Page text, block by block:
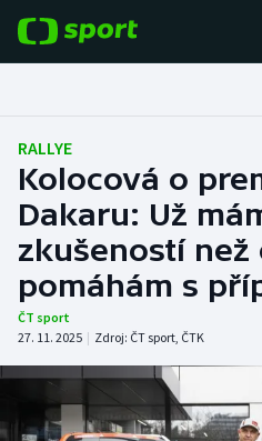
Fotbal
Hokej
Tenis
Atletika
DALŠÍ SPORTY
RALLYE
Kolocová o
Dakaru: Už
zkušeností než
pomáhám s
ČT sport
27. 11. 2025 | Zdroj: ČT sport, ČTK